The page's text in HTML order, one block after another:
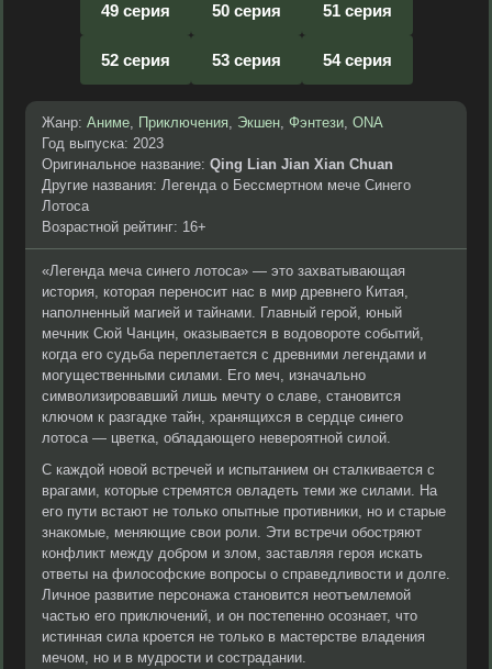
49 серия 50 серия 51 серия
52 серия 53 серия 54 серия
Жанр: Аниме, Приключения, Экшен, Фэнтези, ONA
Год выпуска: 2023
Оригинальное название: Qing Lian Jian Xian Chuan
Другие названия: Легенда о Бессмертном мече Синего
Лотоса
Возрастной рейтинг: 16+
«Легенда меча синего лотоса» — это захватывающая
история, которая переносит нас в мир древнего Китая,
наполненный магией и тайнами. Главный герой, юный
мечник Сюй Чанцин, оказывается в водовороте событий,
когда его судьба переплетается с древними легендами и
могущественными силами. Его меч, изначально
символизировавший лишь мечту о славе, становится
ключом к разгадке тайн, хранящихся в сердце синего
лотоса — цветка, обладающего невероятной силой.
С каждой новой встречей и испытанием он сталкивается с
врагами, которые стремятся овладеть теми же силами. На
его пути встают не только опытные противники, но и старые
знакомые, меняющие свои роли. Эти встречи обостряют
конфликт между добром и злом, заставляя героя искать
ответы на философские вопросы о справедливости и долге.
Личное развитие персонажа становится неотъемлемой
частью его приключений, и он постепенно осознает, что
истинная сила кроется не только в мастерстве владения
мечом, но и в мудрости и сострадании.